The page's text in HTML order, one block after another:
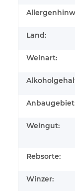
Land:
Weinart:
Weingut:
Rebsorte:
Winzer: